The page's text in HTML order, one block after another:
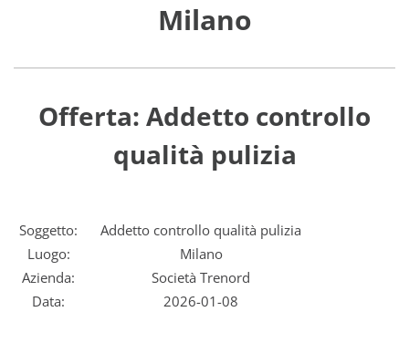
Milano
Offerta: Addetto controllo
qualità pulizia
Soggetto:
Addetto controllo qualità pulizia
Luogo:
Milano
Azienda:
Società Trenord
Data:
2026-01-08